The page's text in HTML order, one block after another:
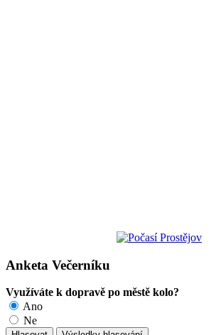
Anketa Večerníku
Využíváte k dopravě po městě kolo?
Ano
Ne